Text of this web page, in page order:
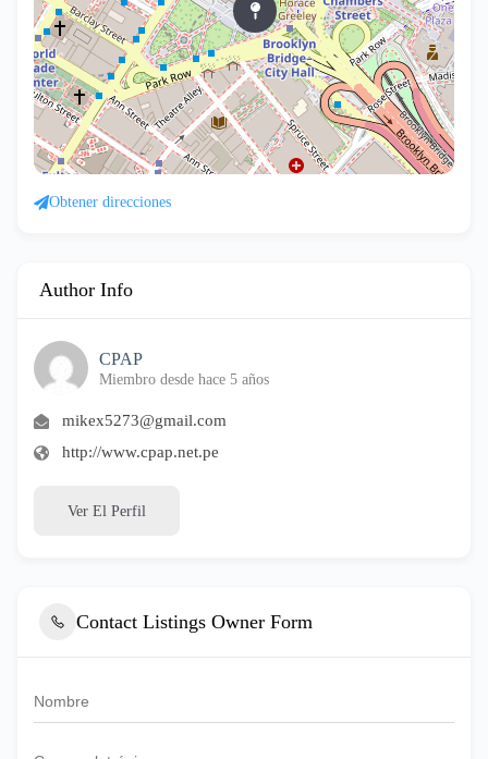
Obtener direcciones
Author Info
CPAP
Miembro desde hace 5 años
mikex5273@gmail.com
http://www.cpap.net.pe
Ver El Perfil
Contact Listings Owner Form